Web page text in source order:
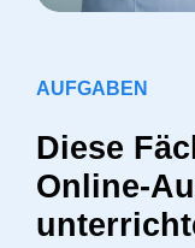
AUFGABEN
Diese
Online-